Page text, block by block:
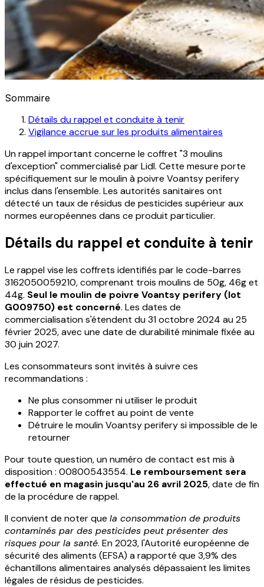
Sommaire
Détails du rappel et conduite à tenir
Vigilance accrue sur les produits alimentaires
Un rappel important concerne le coffret "3 moulins
d'exception" commercialisé par Lidl. Cette mesure porte
spécifiquement sur le moulin à poivre Voantsy perifery
inclus dans l'ensemble. Les autorités sanitaires ont
détecté un taux de résidus de pesticides supérieur aux
normes européennes dans ce produit particulier.
Détails du rappel et conduite à tenir
Le rappel vise les coffrets identifiés par le code-barres
3162050059210, comprenant trois moulins de 50g, 46g et
44g. Seul le moulin de poivre Voantsy perifery (lot
G009750) est concerné. Les dates de
commercialisation s'étendent du 31 octobre 2024 au 25
février 2025, avec une date de durabilité minimale fixée au
30 juin 2027.
Les consommateurs sont invités à suivre ces
recommandations :
Ne plus consommer ni utiliser le produit
Rapporter le coffret au point de vente
Détruire le moulin Voantsy perifery si impossible de le
retourner
Pour toute question, un numéro de contact est mis à
disposition : 00800543554. Le remboursement sera
effectué en magasin jusqu'au 26 avril 2025, date de fin
de la procédure de rappel.
Il convient de noter que la consommation de produits
contaminés par des pesticides peut présenter des
risques pour la santé. En 2023, l'Autorité européenne de
sécurité des aliments (EFSA) a rapporté que 3,9% des
échantillons alimentaires analysés dépassaient les limites
légales de résidus de pesticides.